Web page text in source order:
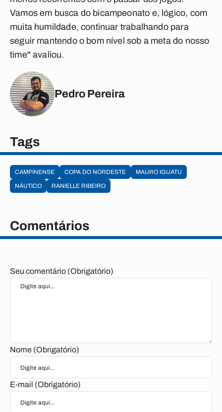
Vamos em busca do bicampeonato e, lógico, com
muita humildade, continuar trabalhando para
seguir mantendo o bom nível sob a meta do nosso
time" avaliou.
Pedro Pereira
Tags
CAMPINENSE COPA DO NORDESTE
MAURO IGUATU
NÁUTICO
RANIELLE RIBEIRO
Comentários
Seu comentário (Obrigatório)
Nome (Obrigatório)
E-mail (Obrigatório)